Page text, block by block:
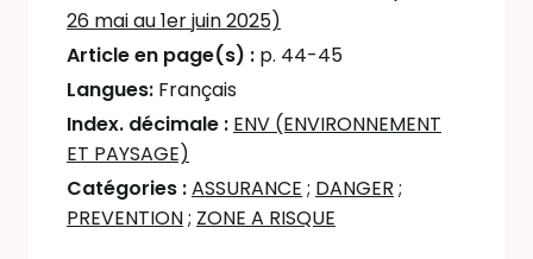
26 mai au 1er juin 2025)
Article en page(s) : p. 44-45
Langues: Français
Index. décimale : ENV (ENVIRONNEMENT
ET PAYSAGE)
Catégories :ASSURANCE ; DANGER ;
PREVENTION; ZONE A RISQUE